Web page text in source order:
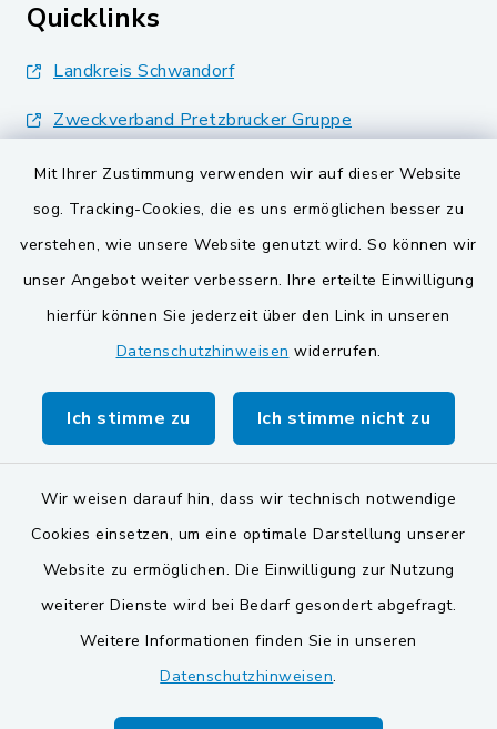
Mit Ihrer Zustimmung verwenden wir auf dieser Website
sog. Tracking-Cookies, die es uns ermöglichen besser zu
verstehen, wie unsere Website genutzt wird. So können wir
unser Angebot weiter verbessern. Ihre erteilte Einwilligung
hierfür können Sie jederzeit über den Link in unseren
Datenschutzhinweisen widerrufen.
Ich stimme zu Ich stimme nicht zu
Wir weisen darauf hin, dass wir technisch notwendige
Cookies einsetzen, um eine optimale Darstellung unserer
Website zu ermöglichen. Die Einwilligung zur Nutzung
weiterer Dienste wird bei Bedarf gesondert abgefragt.
Weitere Informationen finden Sie in unseren
Datenschutzhinweisen.
Quicklinks
Landkreis Schwandorf
Zweckverband Pretzbrucker Gruppe
BayernPortal
Gemeinden der
Verwaltungsgemeinschaft
Gemeinde Schwarzach bei Nabburg
Markt Schwarzenfeld
Gemeinde Stulln
Barrierefreiheit